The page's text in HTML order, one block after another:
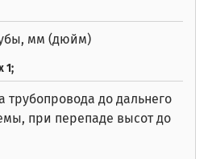
мм (дюйм)
1;
трубопровода до дальнего
при перепаде высот до